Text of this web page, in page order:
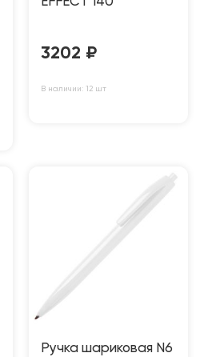
3202 ₽
В наличии: 12 шт
Ручка шариковая N6